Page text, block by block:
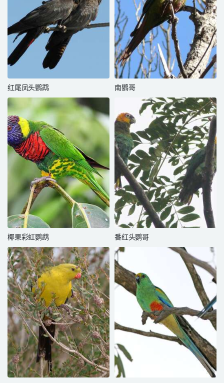
红尾凤头鹦鹉 南鹦哥
椰果彩虹鹦鹉 番红头鹦哥